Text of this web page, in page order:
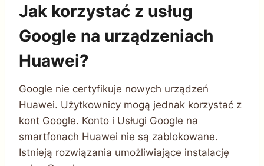
Jak korzystać z usług
Google na urządzeniach
Huawei?
Google nie certyfikuje nowych urządzeń
Huawei. Użytkownicy mogą jednak korzystać z
kont Google. Konto i Usługi Google na
smartfonach Huawei nie są zablokowane.
Istnieją rozwiązania umożliwiające instalację